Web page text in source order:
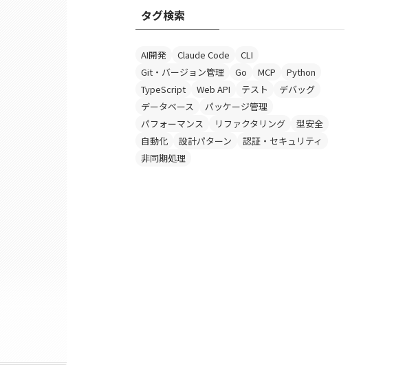
投
稿
事
タグ検索
AI開発 Claude Code
CLI
Git・バージョン管理
Go MCP
Python
TypeScript
Web API テスト
デバッグ
データベース
パッケージ管理
パフォーマンス
リファクタリング
型安全
自動化
設計パターン
認証・セキュリティ
非同期処理